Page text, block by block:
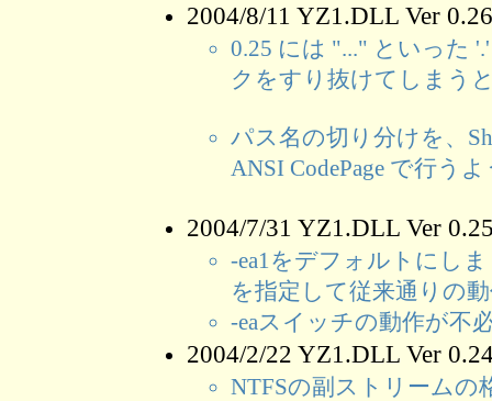
2004/8/11 YZ1.DLL Ver
0.25 には "..." といった
クをすり抜けてしまう
パス名の切り分けを、
ANSI CodePage で行う
2004/7/31 YZ1.DLL Ver
-ea1をデフォルトにし
を指定して従来通りの
-eaスイッチの動作が不
2004/2/22 YZ1.DLL Ver
NTFSの副ストリームの